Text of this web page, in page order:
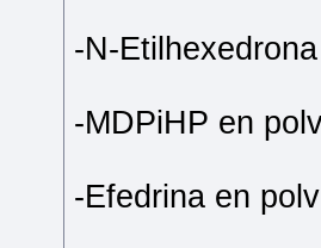
-N-Etilhexedrona
-MDPiHP en
-Efedrina en